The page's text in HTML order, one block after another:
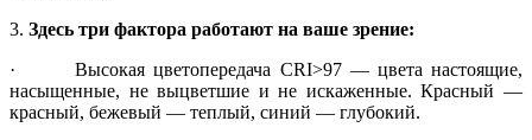
3. Здесь три фактора работают на ваше зрение:
· Высокая цветопередача CRI>97 — цвета настоящие,
насыщенные, не выцветшие и не искаженные. Красный —
красный, бежевый — теплый, синий — глубокий.